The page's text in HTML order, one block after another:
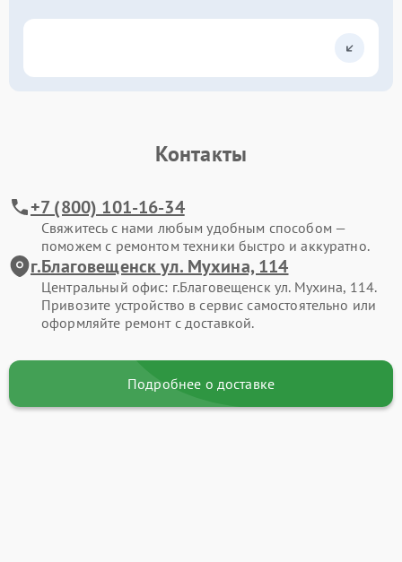
Контакты
+7 (800) 101-16-34
Свяжитесь с нами любым удобным способом —
поможем с ремонтом техники быстро и аккуратно.
г.Благовещенск ул. Мухина, 114
Центральный офис: г.Благовещенск ул. Мухина, 114.
Привозите устройство в сервис самостоятельно или
оформляйте ремонт с доставкой.
Подробнее о доставке